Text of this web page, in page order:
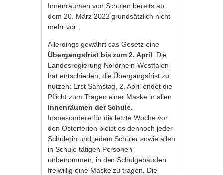
Innenräumen von Schulen bereits ab
dem 20. März 2022 grundsätzlich nicht
mehr vor.
Allerdings gewährt das Gesetz eine
Übergangsfrist bis zum 2. April . Die
Landesregierung Nordrhein-Westfalen
hat entschieden, die Übergangsfrist zu
nutzen: Erst Samstag, 2. April endet die
Pflicht zum Tragen einer Maske in allen
Innenräumen der Schule
Insbesondere für die letzte Woche vor
den Osterferien bleibt es dennoch jeder
Schülerin und jedem Schüler sowie allen
in Schule tätigen Personen
unbenommen, in den Schulgebäuden
freiwillig eine Maske zu tragen. Die